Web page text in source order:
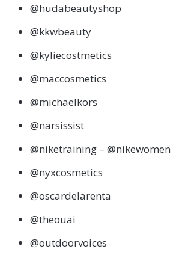
@hudabeautyshop
@kkwbeauty
@kyliecostmetics
@maccosmetics
@michaelkors
@narsissist
@niketraining – @nikewomen
@nyxcosmetics
@oscardelarenta
@theouai
@outdoorvoices